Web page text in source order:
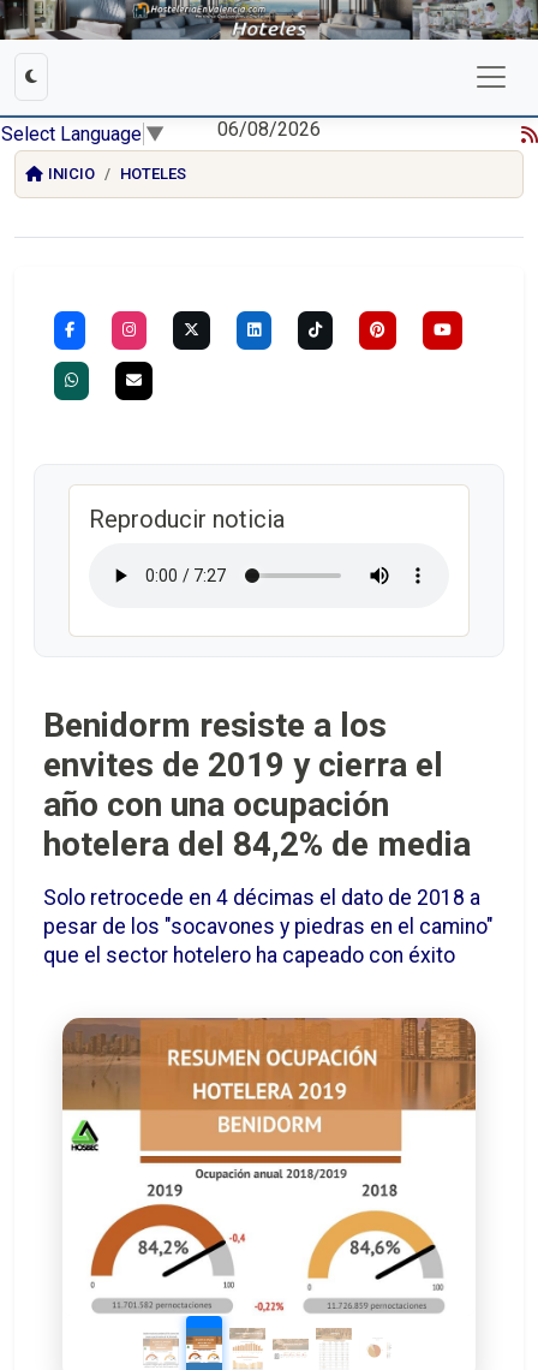
Select Language ▼ 06/08/2026
INICIO HOTELES
Reproducir noticia
Benidorm resiste a los
envites de 2019 y cierra el
año con una ocupación
hotelera del 84,2% de media
Solo retrocede en 4 décimas el dato de 2018 a
pesar de los "socavones y piedras en el camino"
que el sector hotelero ha capeado con éxito